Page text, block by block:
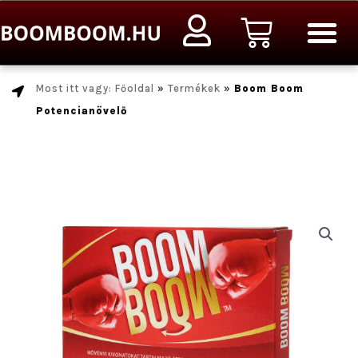
a
Kosár
Most itt vagy: Főoldal » Termékek » Boom Boom
Potencianövelő